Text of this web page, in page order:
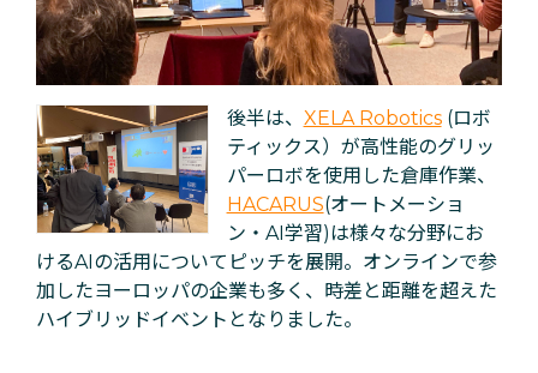
後半は、 XELA Robotics(ロボ
ティックス）が高性能のグリッ
パーロボを使用した倉庫作業、
HACARUS(オートメーショ
ン・AI学習)は様々な分野にお
けるAIの活用についてピッチを展開。オンラインで参
加したヨーロッパの企業も多く、時差と距離を超えた
ハイブリッドイベントとなりました。